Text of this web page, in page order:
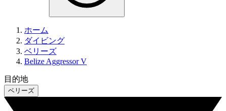
ホーム
ダイビング
ベリーズ
Belize Aggressor V
目的地
ベリーズ